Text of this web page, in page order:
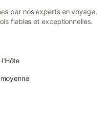
par nos experts en voyage,
fiables et exceptionnelles.
l'Hôte